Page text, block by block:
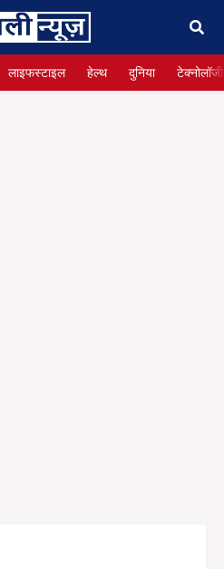
लाइफस्टाइल हेल्थ दुनिया टेक्नोलॉजी